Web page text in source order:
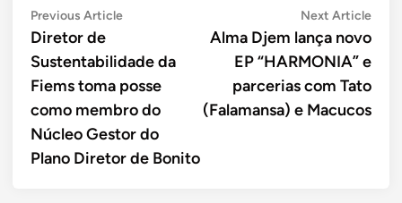
Navegação
de
Post
Previous ArticlePrevious
Diretor de
Sustentabilidade da
Fiems toma posse
como membro do
Núcleo Gestor do
Plano Diretor de Bonito
Next ArticleNext
Alma Djem lança novo
EP “HARMONIA” e
parcerias com Tato
(Falamansa) e Macucos